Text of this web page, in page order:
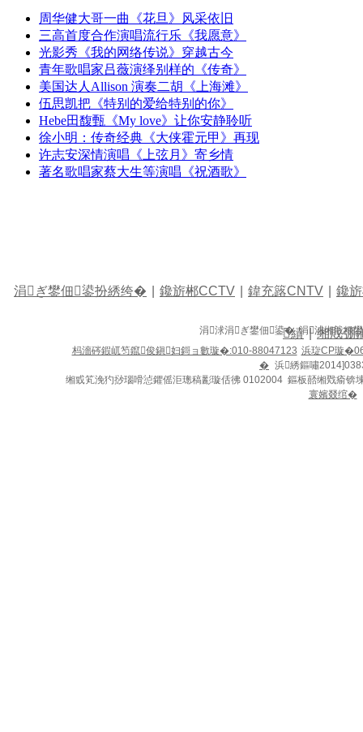
周华健大哥一曲《花旦》风采依旧
三高首度合作演唱流行乐《我愿意》
光影秀《我的网络传说》穿越古今
青年歌唱家吕薇演绎别样的《传奇》
美国达人Allison 演奏二胡《上海滩》
伍思凯把《特别的爱给特别的你》
Hebe田馥甄《My love》让你安静聆听
徐小明：传奇经典《大侠霍元甲》再现
许志安深情演唱《上弦月》寄乡情
著名歌唱家蔡大生等演唱《祝酒歌》
涓ぎ鐢佃鍙扮綉绔� 鑱旂郴CCTV 鍏充簬CNTV 鑱
績 | 缃戝弸
涓浗涓ぎ鐢佃鍙� 涓浗缃戠粶
杩濇硶鍜屼笉鑹俊鎭妇鎶ョ數璇�:010-88047123 浜琁CP璇
� 浜綉鏂嘯
缃戜笂浼犳挱瑙嗗惉鑺傜洰璁稿彲璇佸彿 0102004 鏂板嚭缃戣瘉
寰嬪叕绾�